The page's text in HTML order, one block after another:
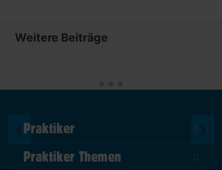
Weitere Beiträge
❮ ❯
Praktiker
Über Uns
Impressum
Praktiker Themen